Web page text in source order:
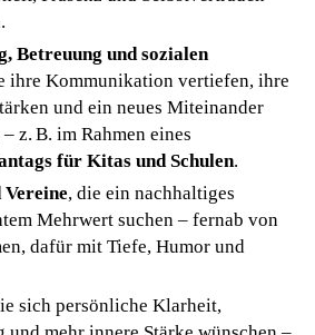
Betreuung und sozialen
ihre Kommunikation vertiefen, ihre
und ein neues Miteinander
z. B. im Rahmen eines
für Kitas und Schulen.
, die ein nachhaltiges
Mehrwert suchen – fernab von
dafür mit Tiefe, Humor und
sich persönliche Klarheit,